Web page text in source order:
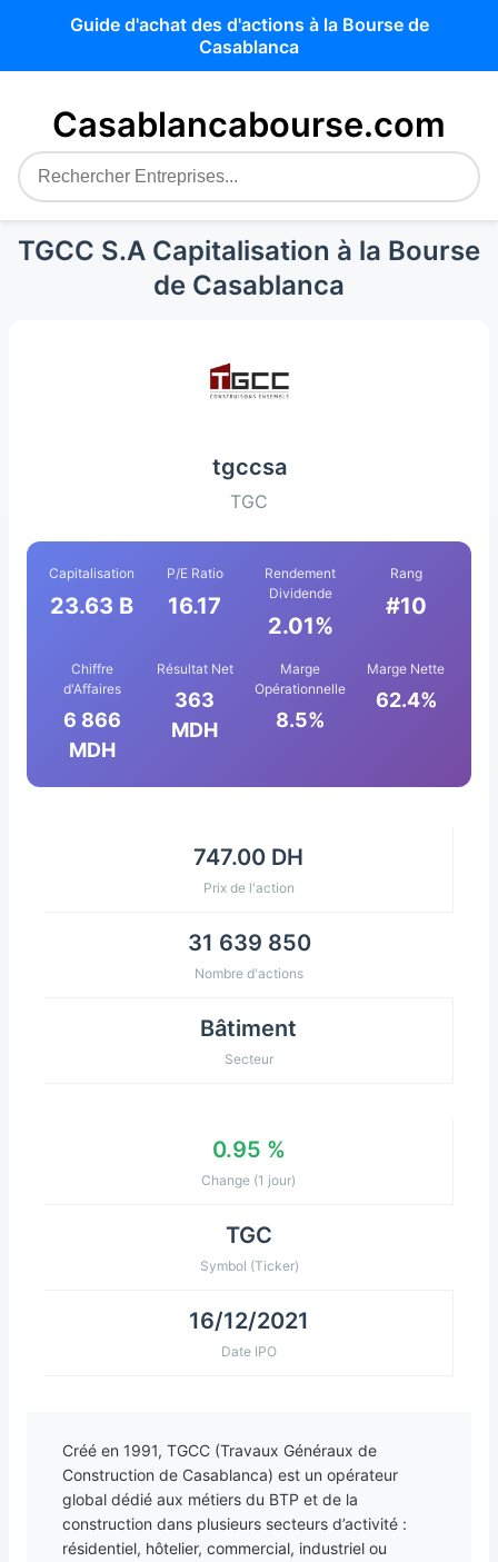
Guide d'achat des d'actions à la Bourse de
Casablanca
Casablancabourse.com
TGCC S.A Capitalisation à la Bourse
de Casablanca
tgccsa
TGC
Capitalisation
23.63 B
P/E Ratio
16.17
Rendement
Dividende
2.01%
Rang
#10
Chiffre
d'Affaires
6 866
MDH
Résultat Net
363
MDH
Marge
Opérationnelle
8.5%
Marge Nette
62.4%
747.00 DH
Prix de l'action
31 639 850
Nombre d'actions
Bâtiment
Secteur
0.95 %
Change (1 jour)
TGC
Symbol (Ticker)
16/12/2021
Date IPO
Créé en 1991, TGCC (Travaux Généraux de
Construction de Casablanca) est un opérateur
global dédié aux métiers du BTP et de la
construction dans plusieurs secteurs d’activité :
résidentiel, hôtelier, commercial, industriel ou